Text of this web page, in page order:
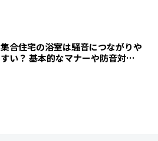
集合住宅の浴室は騒音につながりや
すい？ 基本的なマナーや防音対策